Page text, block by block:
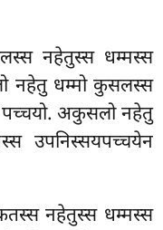
नहेतुस्स धम्मस्स
नहेतु धम्मो कुसलस्स
अकुसलो नहेतु
उपनिस्सयपच्चयेन
नहेतुस्स धम्मस्स